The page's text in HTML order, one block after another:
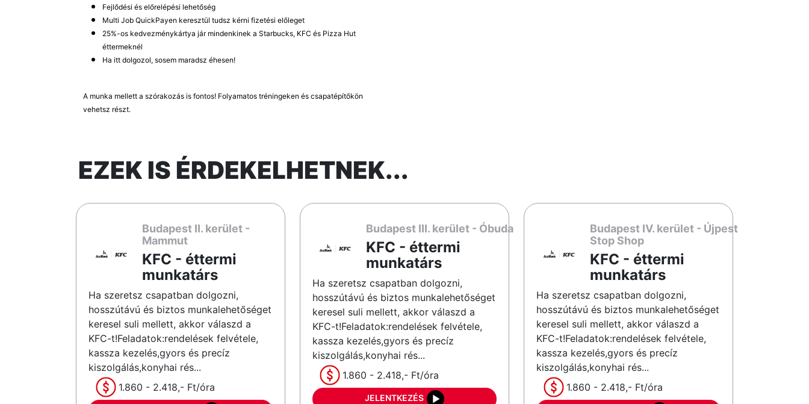
Fejlődési és előrelépési lehetőség
Multi Job QuickPayen keresztül tudsz kérni fizetési előleget
25%-os kedvezménykártya jár mindenkinek a Starbucks, KFC és Pizza Hut
éttermeknél
Ha itt dolgozol, sosem maradsz éhesen!
A munka mellett a szórakozás is fontos! Folyamatos tréningeken és csapatépítőkön
vehetsz részt.
EZEK IS ÉRDEKELHETNEK...
Budapest II. kerület -
Mammut
KFC - éttermi
munkatárs
Ha szeretsz csapatban dolgozni,
hosszútávú és biztos munkalehetőséget
keresel suli mellett, akkor válaszd a
KFC-t!Feladatok:rendelések felvétele,
kassza kezelés,gyors és precíz
kiszolgálás,konyhai rés...
1.860 - 2.418,- Ft/óra
Budapest III. kerület - Óbuda
KFC - éttermi
munkatárs
Ha szeretsz csapatban dolgozni,
hosszútávú és biztos munkalehetőséget
keresel suli mellett, akkor válaszd a
KFC-t!Feladatok:rendelések felvétele,
kassza kezelés,gyors és precíz
kiszolgálás,konyhai rés...
1.860 - 2.418,- Ft/óra
JELENTKEZÉS
Budapest IV. kerület - Újpest
Stop Shop
KFC - éttermi
munkatárs
Ha szeretsz csapatban dolgozni,
hosszútávú és biztos munkalehetőséget
keresel suli mellett, akkor válaszd a
KFC-t!Feladatok:rendelések felvétele,
kassza kezelés,gyors és precíz
kiszolgálás,konyhai rés...
1.860 - 2.418,- Ft/óra